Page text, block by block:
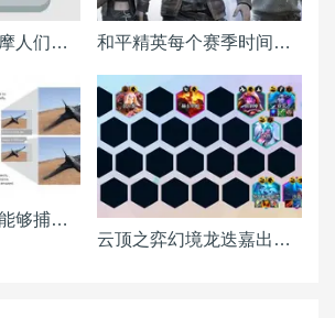
无名小站关闭！摩人们该搬到何处？各BLOG平台详细分析报告 和平精英每个赛季时间表一览
我们的肉眼每秒能够捕捉多少画面？
云顶之弈幻境龙迭嘉出装 迭嘉主C阵容搭配推荐